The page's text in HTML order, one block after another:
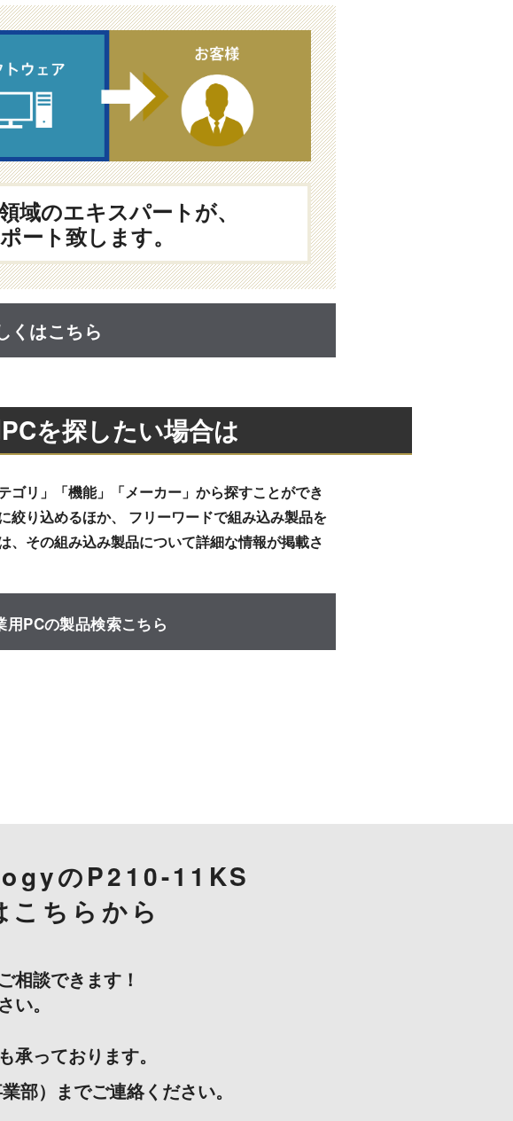
域のエキスパートが、
ート致します。
くはこちら
を探したい場合は
ゴリ」「機能」「メーカー」から探すことができ
絞り込めるほか、 フリーワードで組み込み製品を
、その組み込み製品について詳細な情報が掲載さ
用PCの製品検索こちら
のP210-11KS
ちらから
相談できます！
い。
承っております。
部）までご連絡ください。